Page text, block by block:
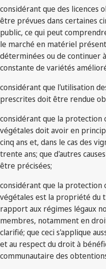
considérant que des licences
être prévues dans certaines
public, ce qui peut
le marché en matériel
déterminées ou de continuer
constante de variétés
considérant que l'utilisation
prescrites doit être rendue
considérant que la protection
végétales doit avoir en
cinq ans et, dans le cas des
trente ans; que d'autres
être précisées;
considérant que la protection
végétales est la propriété du
rapport aux régimes légaux
membres, notamment en
clarifié; que ceci s'applique
et au respect du droit à
communautaire des